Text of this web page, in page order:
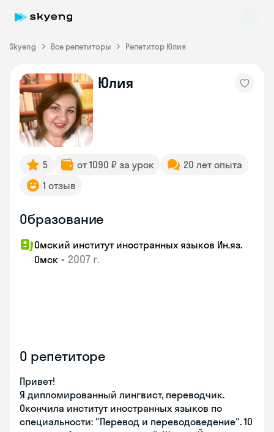
Skyeng Все репетиторы Репетитор Юлия
Юлия
5 от 1090 ₽ за урок
20 лет опыта
1 отзыв
Образование
Омский институт иностранных языков Ин.яз.
Омск • 2007 г.
О репетиторе
Привет!
Я дипломированный лингвист, переводчик.
Окончила институт иностранных языков по
специальности: "Перевод и переводоведение". 10
Skyeng Chat
online